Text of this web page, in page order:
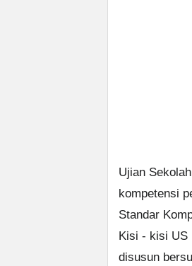
Ujian
kompetensi
Standar
Kisi - kisi US
disusun